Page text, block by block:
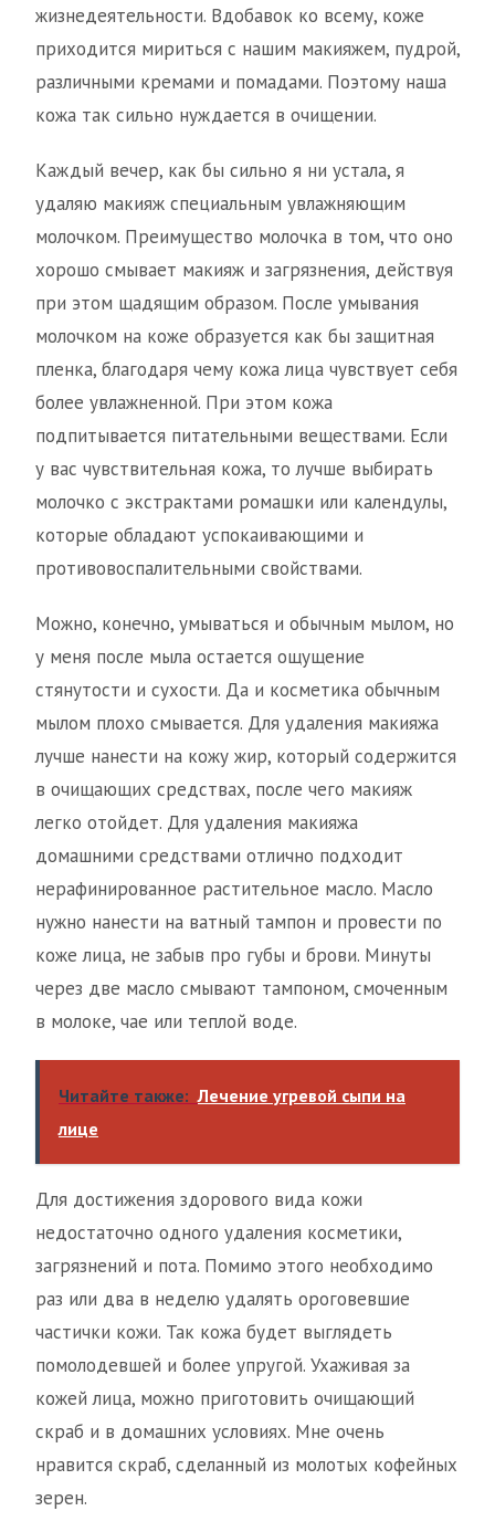
жизнедеятельности. Вдобавок ко всему, коже
приходится мириться с нашим макияжем, пудрой,
различными кремами и помадами. Поэтому наша
кожа так сильно нуждается в очищении.
Каждый вечер, как бы сильно я ни устала, я
удаляю макияж специальным увлажняющим
молочком. Преимущество молочка в том, что оно
хорошо смывает макияж и загрязнения, действуя
при этом щадящим образом. После умывания
молочком на коже образуется как бы защитная
пленка, благодаря чему кожа лица чувствует себя
более увлажненной. При этом кожа
подпитывается питательными веществами. Если
у вас чувствительная кожа, то лучше выбирать
молочко с экстрактами ромашки или календулы,
которые обладают успокаивающими и
противовоспалительными свойствами.
Можно, конечно, умываться и обычным мылом, но
у меня после мыла остается ощущение
стянутости и сухости. Да и косметика обычным
мылом плохо смывается. Для удаления макияжа
лучше нанести на кожу жир, который содержится
в очищающих средствах, после чего макияж
легко отойдет. Для удаления макияжа
домашними средствами отлично подходит
нерафинированное растительное масло. Масло
нужно нанести на ватный тампон и провести по
коже лица, не забыв про губы и брови. Минуты
через две масло смывают тампоном, смоченным
в молоке, чае или теплой воде.
Читайте также: Лечение угревой сыпи на
лице
Для достижения здорового вида кожи
недостаточно одного удаления косметики,
загрязнений и пота. Помимо этого необходимо
раз или два в неделю удалять ороговевшие
частички кожи. Так кожа будет выглядеть
помолодевшей и более упругой. Ухаживая за
кожей лица, можно приготовить очищающий
скраб и в домашних условиях. Мне очень
нравится скраб, сделанный из молотых кофейных
зерен.